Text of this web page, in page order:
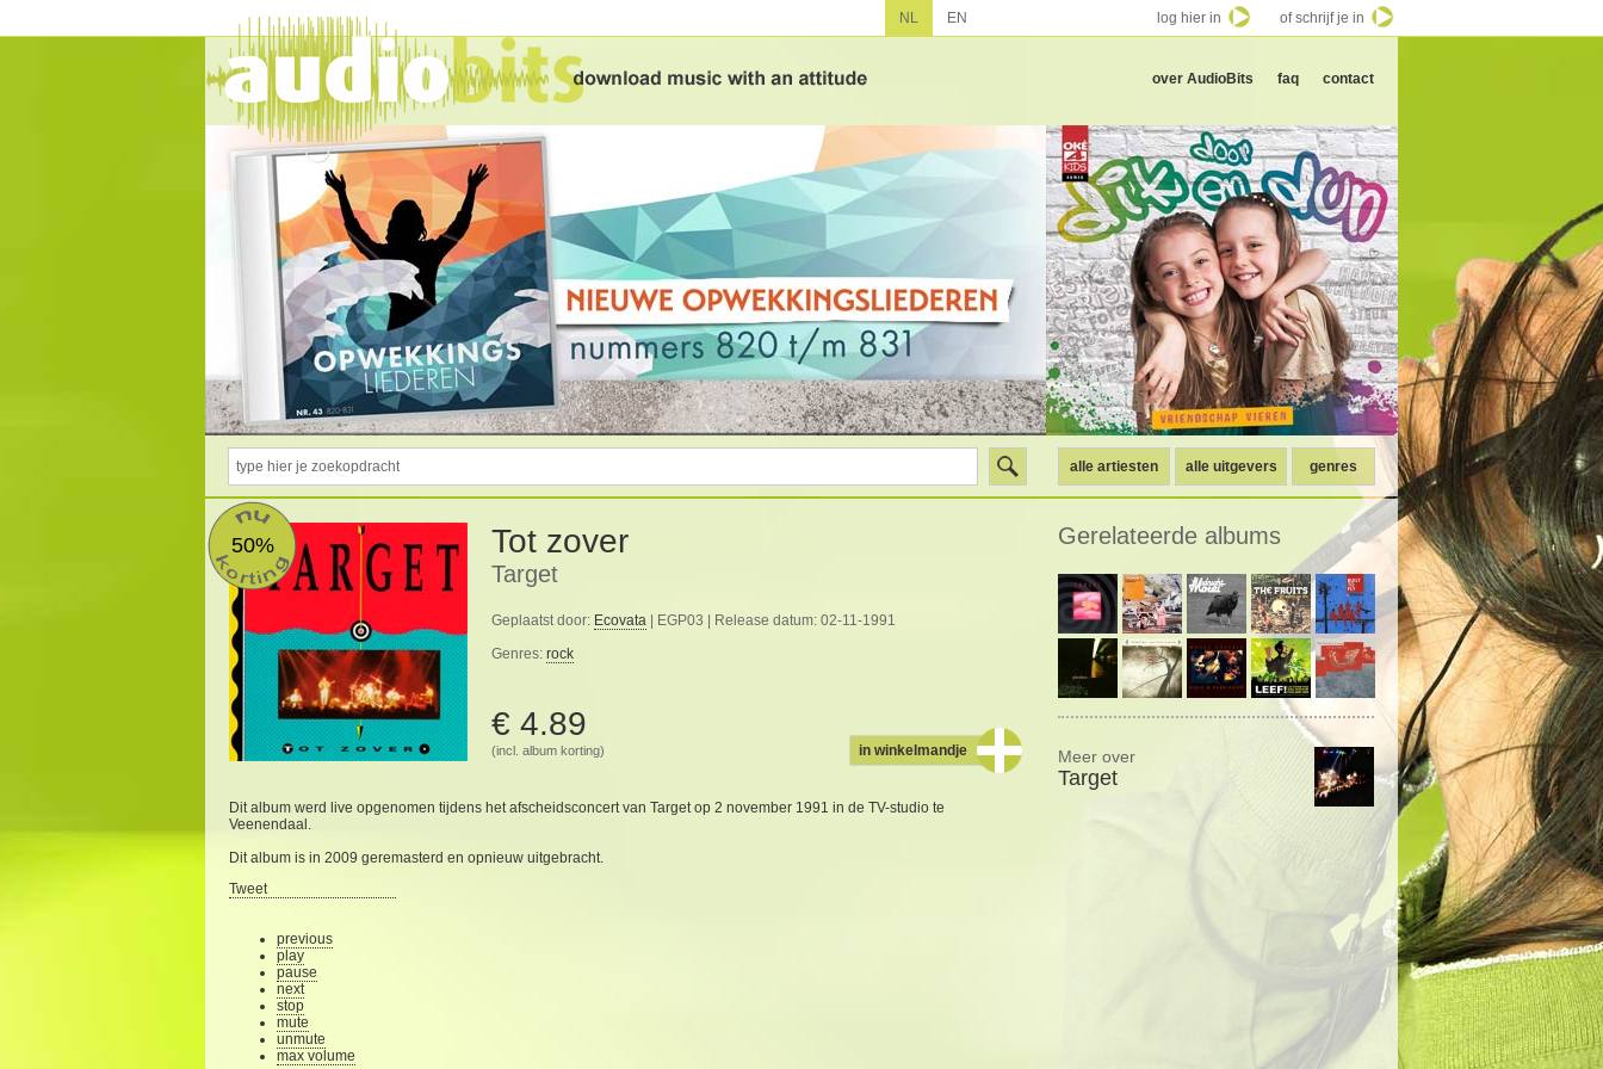
over AudioBits faq contact
alle artiesten alle uitgevers genres
50% Tot zover
Target
Geplaatst door: Ecovata | EGP03 | Release datum: 02-11-1991
Genres: rock
€ 4.89
(incl. album korting) in winkelmandje
Dit album werd live opgenomen tijdens het afscheidsconcert van Target op 2 november 1991 in de TV-studio te
Veenendaal.
Dit album is in 2009 geremasterd en opnieuw uitgebracht.
Tweet
previous
play
pause
next
stop
mute
unmute
max volume
Gerelateerde albums
Meer over
Target
NL EN log hier in of schrijf je in